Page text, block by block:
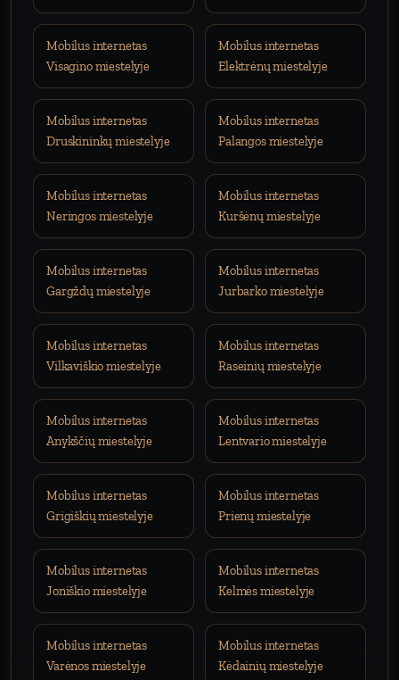
Mobilus internetas
Visagino miestelyje
Mobilus internetas
Elektrėnų miestelyje
Mobilus internetas
Druskininkų miestelyje
Mobilus internetas
Palangos miestelyje
Mobilus internetas
Neringos miestelyje
Mobilus internetas
Kuršėnų miestelyje
Mobilus internetas
Gargždų miestelyje
Mobilus internetas
Jurbarko miestelyje
Mobilus internetas
Vilkaviškio miestelyje
Mobilus internetas
Raseinių miestelyje
Mobilus internetas
Anykščių miestelyje
Mobilus internetas
Lentvario miestelyje
Mobilus internetas
Grigiškių miestelyje
Mobilus internetas
Prienų miestelyje
Mobilus internetas
Joniškio miestelyje
Mobilus internetas
Kelmės miestelyje
Mobilus internetas
Varėnos miestelyje
Mobilus internetas
Kėdainių miestelyje